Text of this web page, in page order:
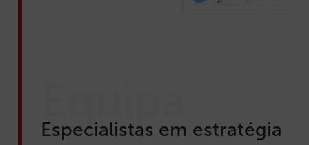
Especialistas em estratégia